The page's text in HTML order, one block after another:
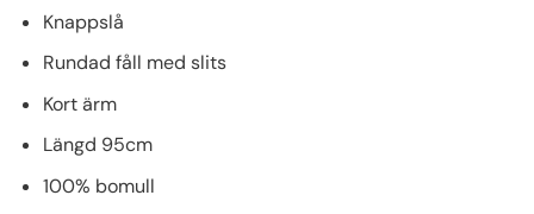
Knappslå
Rundad fåll med slits
Kort ärm
Längd 95cm
100% bomull